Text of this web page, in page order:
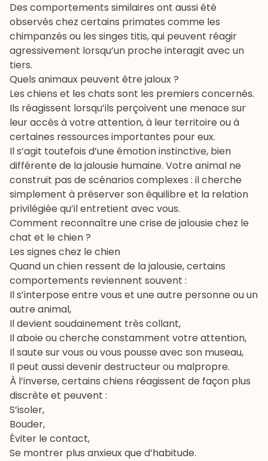
Des comportements similaires ont aussi été
observés chez certains primates comme les
chimpanzés ou les singes titis, qui peuvent réagir
agressivement lorsqu’un proche interagit avec un
tiers.
Quels animaux peuvent être jaloux ?
Les chiens et les chats sont les premiers concernés.
Ils réagissent lorsqu’ils perçoivent une menace sur
leur accès à votre attention, à leur territoire ou à
certaines ressources importantes pour eux.
Il s’agit toutefois d’une émotion instinctive, bien
différente de la jalousie humaine. Votre animal ne
construit pas de scénarios complexes : il cherche
simplement à préserver son équilibre et la relation
privilégiée qu’il entretient avec vous.
Comment reconnaître une crise de jalousie chez le
chat et le chien ?
Les signes chez le chien
Quand un chien ressent de la jalousie, certains
comportements reviennent souvent :
Il s’interpose entre vous et une autre personne ou un
autre animal,
Il devient soudainement très collant,
Il aboie ou cherche constamment votre attention,
Il saute sur vous ou vous pousse avec son museau,
Il peut aussi devenir destructeur ou malpropre.
À l’inverse, certains chiens réagissent de façon plus
discrète et peuvent :
S’isoler,
Bouder,
Éviter le contact,
Se montrer plus anxieux que d’habitude.